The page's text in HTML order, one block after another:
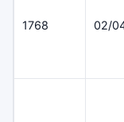
1768 02/